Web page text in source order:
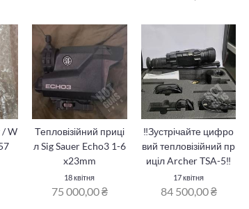
/ W
Тепловізійний приці
л Sig Sauer Echo3 1-6
x23mm
18 квітня
75 000,00 ₴
‼️Зустрічайте цифро
вий тепловізійний пр
иціл Archer TSA-5‼️
17 квітня
84 500,00 ₴